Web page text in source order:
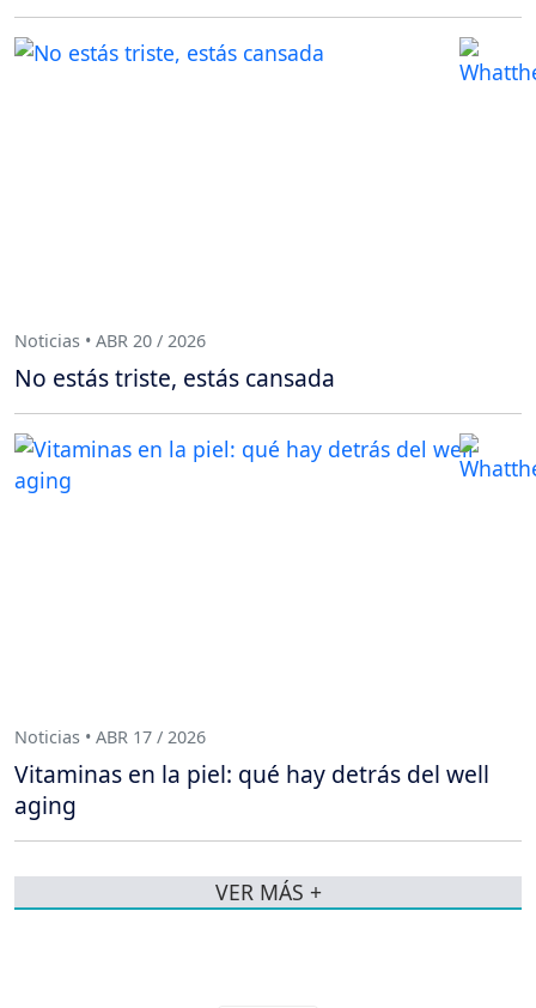
Noticias • ABR 20 / 2026
No estás triste, estás cansada
Noticias • ABR 17 / 2026
Vitaminas en la piel: qué hay detrás del well
aging
VER MÁS +